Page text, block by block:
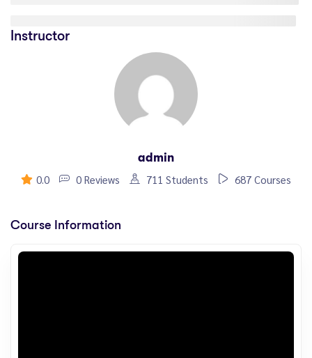
Instructor
admin
0.0
0 Reviews 711 Students 687 Courses
Course Information